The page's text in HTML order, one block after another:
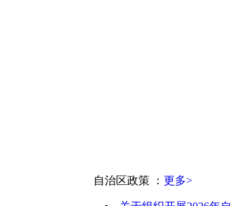
自治区政策 ： 更多>